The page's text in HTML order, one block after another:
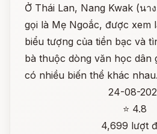
Ở Thái Lan, Nang Kwak (นา
gọi là Mẹ Ngoắc, được xem
biểu tượng của tiền bạc và
bà thuộc dòng văn học dân
có nhiều biến thể khác nhau.
24-08-
⭐ 4.8
4,699 lượt